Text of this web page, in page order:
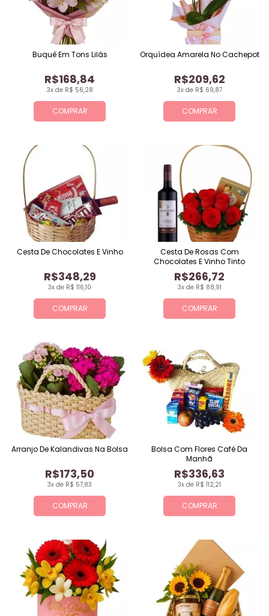
COMPRAR
3x de R$ 56,28
R$168,84
Buquê Em Tons Lilás
COMPRAR
3x de R$ 69,87
R$209,62
Orquídea Amarela No Cachepot
COMPRAR
3x de R$ 116,10
R$348,29
Cesta De Chocolates E Vinho
COMPRAR
3x de R$ 88,91
R$266,72
Cesta De Rosas Com
Chocolates E Vinho Tinto
COMPRAR
3x de R$ 57,83
R$173,50
Arranjo De Kalandivas Na Bolsa
COMPRAR
3x de R$ 112,21
R$336,63
Bolsa Com Flores Café Da
Manhã